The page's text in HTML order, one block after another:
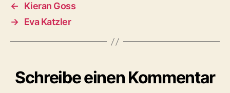
←
Kieran Goss
→ Eva Katzler
Schreibe einen Kommentar